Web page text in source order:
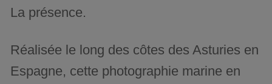
La présence.
Réalisée le long des côtes des Asturies en
Espagne, cette photographie marine en